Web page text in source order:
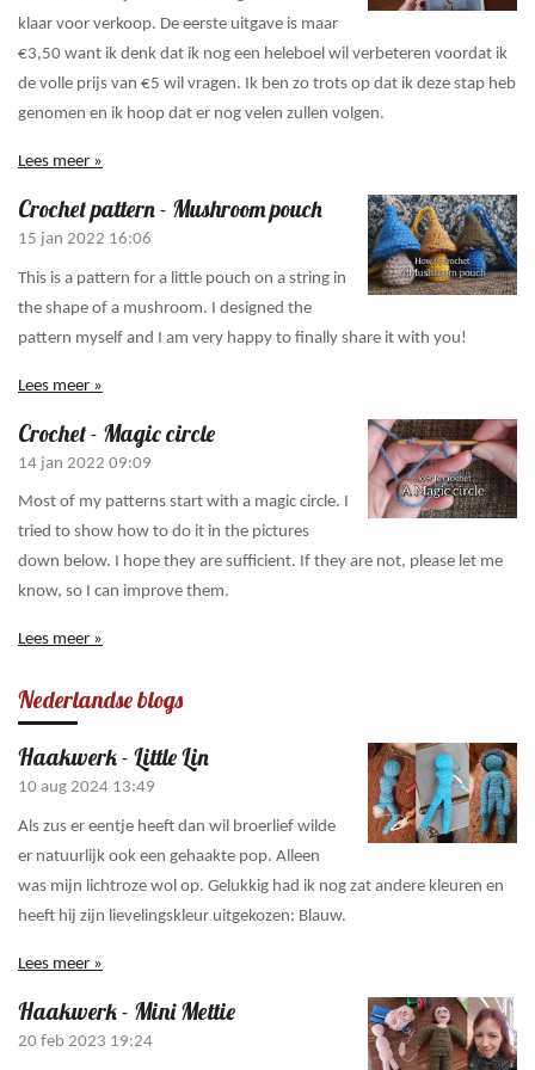
klaar voor verkoop. De eerste uitgave is maar
€3,50 want ik denk dat ik nog een heleboel wil verbeteren voordat ik
de volle prijs van €5 wil vragen. Ik ben zo trots op dat ik deze stap heb
genomen en ik hoop dat er nog velen zullen volgen.
Lees meer »
Crochet pattern - Mushroom pouch
15 jan 2022 16:06
This is a pattern for a little pouch on a string in
the shape of a mushroom. I designed the
pattern myself and I am very happy to finally share it with you!
Lees meer »
Crochet - Magic circle
14 jan 2022 09:09
Most of my patterns start with a magic circle. I
tried to show how to do it in the pictures
down below. I hope they are sufficient. If they are not, please let me
know, so I can improve them.
Lees meer »
Nederlandse blogs
Haakwerk - Little Lin
10 aug 2024 13:49
Als zus er eentje heeft dan wil broerlief wilde
er natuurlijk ook een gehaakte pop. Alleen
was mijn lichtroze wol op. Gelukkig had ik nog zat andere kleuren en
heeft hij zijn lievelingskleur uitgekozen: Blauw.
Lees meer »
Haakwerk - Mini Mettie
20 feb 2023 19:24